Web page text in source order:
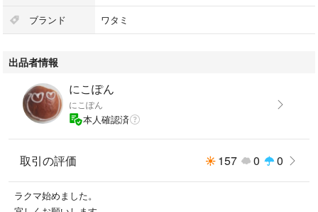
プロフィールのご確認も宜しくお願い致します(⁎ᴗ͈ˬᴗ͈⁎)
#ワタミ
#ミイザカ
#鳥メロ
#焼肉の和民
#ワンズガーデン
#テクスメクスファクトリー
#すしの和
#ティージーアイ･フライデーズ
ブランド ワタミ
出品者情報
にこぽん
にこぽん
本人確認済
取引の評価 157 0 0
ラクマ始めました。